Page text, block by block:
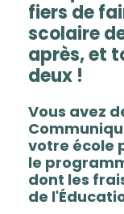
fiers de
scolaire
après, et
deux !
Vous avez
votre école
le
dont les
de